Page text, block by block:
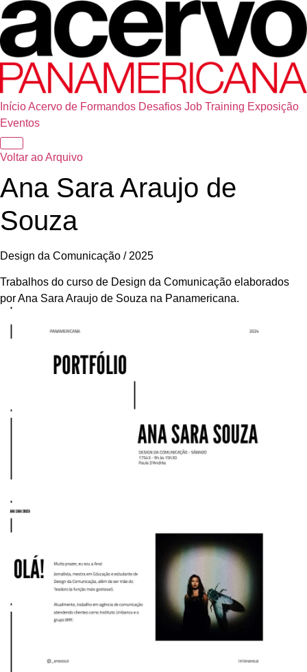
InícioAcervo de Formandos Desafios Job Training Exposição
Eventos
Voltar ao Arquivo
Ana Sara Araujo de
Souza
Design da Comunicação / 2025
Trabalhos do curso de Design da Comunicação elaborados
por Ana Sara Araujo de Souza na Panamericana.